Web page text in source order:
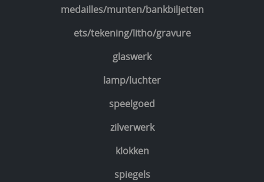
medailles/munten/bankbiljetten
ets/tekening/litho/gravure
glaswerk
lamp/luchter
speelgoed
zilverwerk
klokken
spiegels